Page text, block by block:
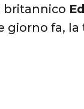
britannico
giorno fa, la